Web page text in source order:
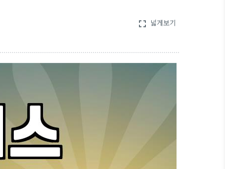
fullscreen 넓게보기